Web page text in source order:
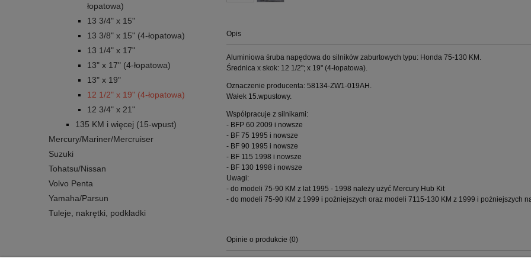
łopatowa)
13 3/4" x 15"
13 3/8" x 15" (4-łopatowa)
13 1/4" x 17"
13" x 17" (4-łopatowa)
13" x 19"
12 1/2" x 19" (4-łopatowa)
12 3/4" x 21"
135 KM i więcej (15-wpust)
Mercury/Mariner/Mercruiser
Suzuki
Tohatsu/Nissan
Volvo Penta
Yamaha/Parsun
Tuleje, nakrętki, podkładki
Opis
Aluminiowa śruba napędowa do silników zaburtowych typu: Honda 75-130 KM.
Średnica x skok: 12 1/2"; x 19" (4-łopatowa).
Oznaczenie producenta: 58134-ZW1-019AH.
Wałek 15.wpustowy.
Współpracuje z silnikami:
- BFP 60 2009 i nowsze
- BF 75 1995 i nowsze
- BF 90 1995 i nowsze
- BF 115 1998 i nowsze
- BF 130 1998 i nowsze
Uwagi:
- do modeli 75-90 KM z lat 1995 - 1998 należy użyć Mercury Hub Kit
- do modeli 75-90 KM z 1999 i poźniejszych oraz modeli 7115-130 KM z 1999 i poźniejszych
Opinie o produkcie (0)